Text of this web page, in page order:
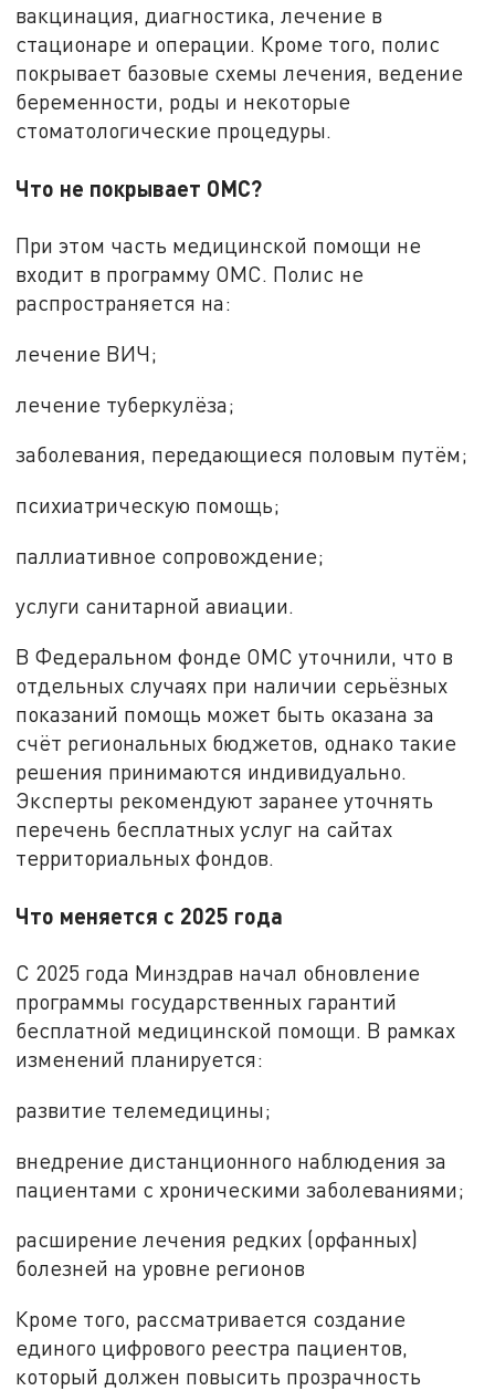
вакцинация, диагностика, лечение в
стационаре и операции. Кроме того, полис
покрывает базовые схемы лечения, ведение
беременности, роды и некоторые
стоматологические процедуры.
Что не покрывает ОМС?
При этом часть медицинской помощи не
входит в программу ОМС. Полис не
распространяется на:
лечение ВИЧ;
лечение туберкулёза;
заболевания, передающиеся половым путём;
психиатрическую помощь;
паллиативное сопровождение;
услуги санитарной авиации.
В Федеральном фонде ОМС уточнили, что в
отдельных случаях при наличии серьёзных
показаний помощь может быть оказана за
счёт региональных бюджетов, однако такие
решения принимаются индивидуально.
Эксперты рекомендуют заранее уточнять
перечень бесплатных услуг на сайтах
территориальных фондов.
Что меняется с 2025 года
С 2025 года Минздрав начал обновление
программы государственных гарантий
бесплатной медицинской помощи. В рамках
изменений планируется:
развитие телемедицины;
внедрение дистанционного наблюдения за
пациентами с хроническими заболеваниями;
расширение лечения редких (орфанных)
болезней на уровне регионов
Кроме того, рассматривается создание
единого цифрового реестра пациентов,
который должен повысить прозрачность